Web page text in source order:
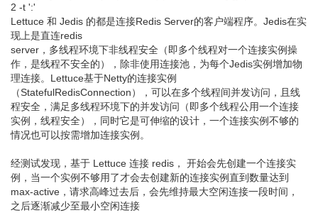
2 -t ':'
Lettuce 和 Jedis 的都是连接Redis Server的客户端程序。Jedis在实
现上是直连redis
server，多线程环境下非线程安全（即多个线程对一个连接实例操
作，是线程不安全的），除非使用连接池，为每个Jedis实例增加物
理连接。Lettuce基于Netty的连接实例
（StatefulRedisConnection），可以在多个线程间并发访问，且线
程安全，满足多线程环境下的并发访问（即多个线程公用一个连接
实例，线程安全），同时它是可伸缩的设计，一个连接实例不够的
情况也可以按需增加连接实例。
经测试发现，基于 Lettuce 连接 redis， 开始会先创建一个连接实
例，当一个实例不够用了才会去创建新的连接实例直到数量达到
max-active，请求高峰过去后，会先维持最大空闲连接一段时间，
之后逐渐减少至最小空闲连接